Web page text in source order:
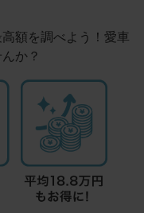
額を調べよう！愛車
か？